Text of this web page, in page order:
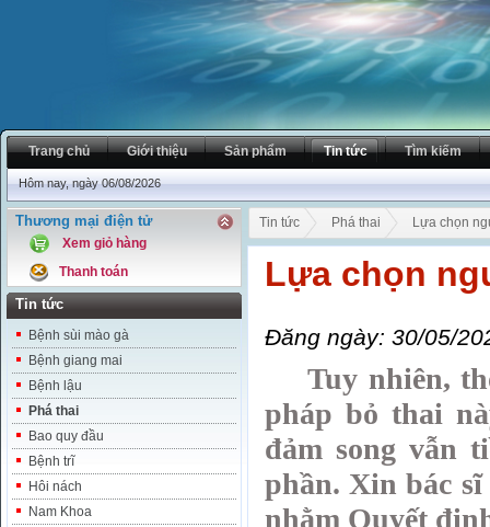
Trang chủ Giới thiệu Sản phẩm Tin tức Tìm kiếm
Hôm nay, ngày 06/08/2026
Thương mại điện tử
Xem giỏ hàng
Thanh toán
Tin tức
Bệnh sùi mào gà
Bệnh giang mai
Bệnh lậu
Phá thai
Bao quy đầu
Bệnh trĩ
Hôi nách
Nam Khoa
Tin tức Phá thai Lựa chọn
Lựa chọn
Đăng ngày: 30/05/
Tuy nhiên,
pháp bỏ thai
đảm song vẫn
phần. Xin bác sĩ
nhằm Quyết